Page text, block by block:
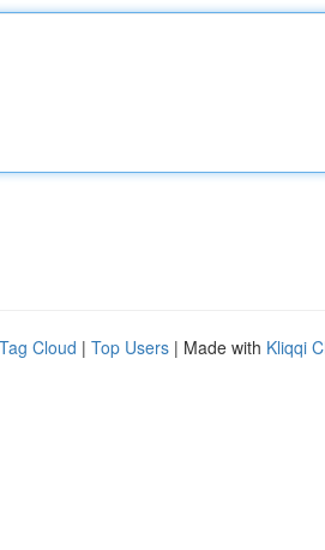
Tag Cloud | Top Users | Made with Kliqqi